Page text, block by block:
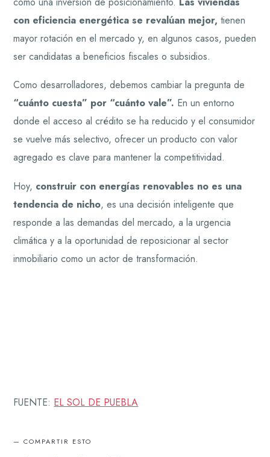
con eficiencia energética se revalúan mejor,tienen
mayor rotación en el mercado y, en algunos casos, pueden
ser candidatas a beneficios fiscales o subsidios.
Como desarrolladores, debemos cambiar la pregunta de
“cuánto cuesta” por “cuánto vale”. En un entorno
donde el acceso al crédito se ha reducido y el consumidor
se vuelve más selectivo, ofrecer un producto con valor
agregado es clave para mantener la competitividad.
Hoy, construir con energías renovables no es una
tendencia de nicho, es una decisión inteligente que
responde a las demandas del mercado, a la urgencia
climática y a la oportunidad de reposicionar al sector
inmobiliario como un actor de transformación.
FUENTE: EL SOL DE PUEBLA
COMPARTIR ESTO